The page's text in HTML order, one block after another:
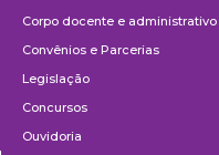
Corpo docente e administrativo
Convênios e Parcerias
Legislação
Concursos
Ouvidoria